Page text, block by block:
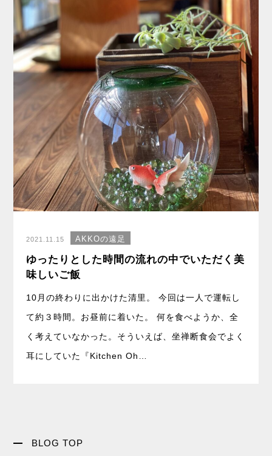
2021.11.15 AKKOの遠足
ゆったりとした時間の流れの中でいただく美
味しいご飯
10月の終わりに出かけた清里。 今回は一人で運転し
て約３時間。お昼前に着いた。 何を食べようか、全
く考えていなかった。そういえば、坐禅断食会でよく
耳にしていた『Kitchen Oh…
BLOG TOP